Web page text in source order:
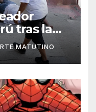
tras la
MATUTINO